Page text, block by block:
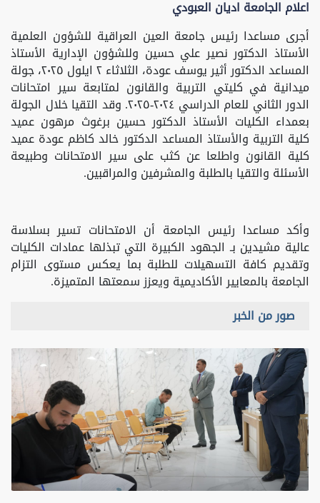
اعلام الجامعة اديان العبودي
أجرى مساعدا رئيس جامعة العين العراقية للشؤون العلمية
الأستاذ الدكتور نصير علي حسين وللشؤون الإدارية الأستاذ
المساعد الدكتور أثير يوسف عودة، الثلاثاء ٢ ايلول ٢٠٢٥، جولة
ميدانية في كليتي التربية والقانون لمتابعة سير امتحانات
الدور الثاني للعام الدراسي ٢٠٢٤-٢٠٢٥. وقد التقيا خلال الجولة
بعمداء الكليات الأستاذ الدكتور حسين برغوث مرهون عميد
كلية التربية والأستاذ المساعد الدكتور خالد كاظم عودة عميد
كلية القانون واطلعا عن كثب على سير الامتحانات وطبيعة
الأسئلة والتقيا بالطلبة والمشرفين والمراقبين.
وأكد مساعدا رئيس الجامعة أن الامتحانات تسير بسلاسة
عالية مشيدين بـ الجهود الكبيرة التي تبذلها عمادات الكليات
وتقديم كافة التسهيلات للطلبة بما يعكس مستوى التزام
الجامعة بالمعايير الأكاديمية ويعزز سمعتها المتميزة.
صور من الخبر